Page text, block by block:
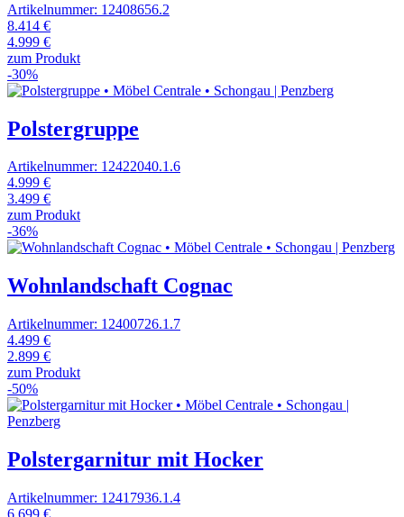
Artikelnummer: 12408656.2
8.414 €
4.999 €
zum Produkt
-30%
Polstergruppe
Artikelnummer: 12422040.1.6
4.999 €
3.499 €
zum Produkt
-36%
Wohnlandschaft Cognac
Artikelnummer: 12400726.1.7
4.499 €
2.899 €
zum Produkt
-50%
Polstergarnitur mit Hocker
Artikelnummer: 12417936.1.4
6.699 €